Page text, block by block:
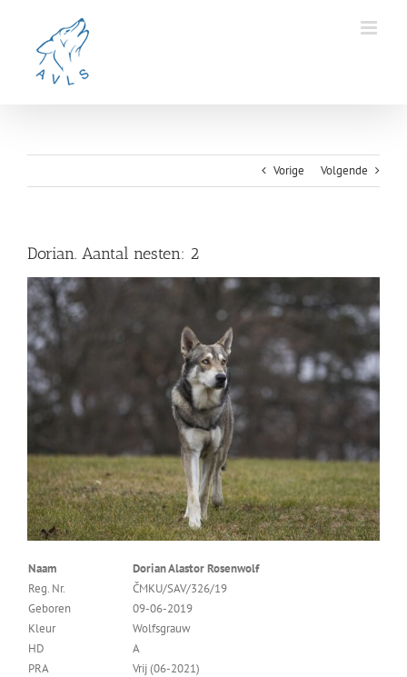
Vorige Volgende
Dorian. Aantal nesten: 2
Naam
Dorian Alastor Rosenwolf
Reg. Nr.
ČMKU/SAV/326/19
Geboren
09-06-2019
Kleur
Wolfsgrauw
HD
A
PRA
Vrij (06-2021)